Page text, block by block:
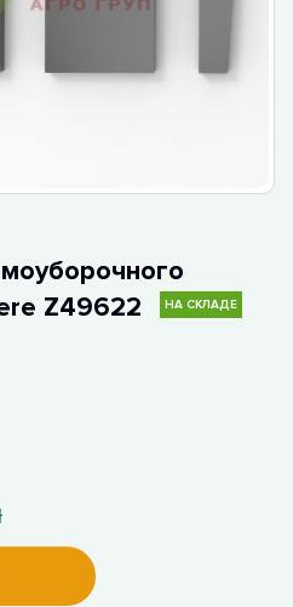
Z49622
НА СКЛАДЕ